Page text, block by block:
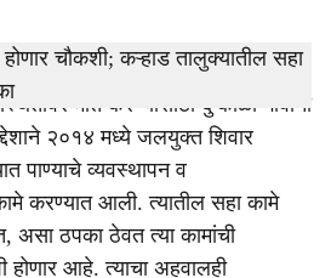
मात करण्यासाठी दुष्काळी गावांना
२०१४ मध्ये जलयुक्त शिवार
पाण्याचे व्यवस्थापन व
करण्यात आली. त्यातील सहा कामे
असा ठपका ठेवत त्या कामांची
आहे. त्याचा अहवालही